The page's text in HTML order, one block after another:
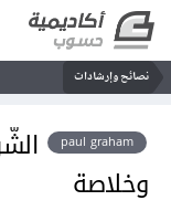
نصائح وإرشادات
paul graham
وخلاصة